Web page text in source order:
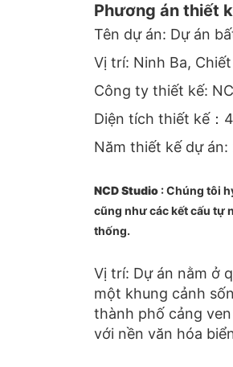
Phương án thiết
Tên dự án: Dự án
Vị trí: Ninh Ba,
Công ty thiết kế:
Diện tích thiết kế：
Năm thiết kế dự án:
NCD Studio : Chúng tôi
cũng như các kết cấu tự
thống.
Vị trí: Dự án nằm ở
một khung cảnh
thành phố cảng
với nền văn hóa